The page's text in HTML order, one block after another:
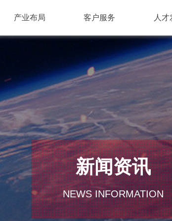
产业布局 客户服务 人才
新闻资讯
NEWS INFORMATION